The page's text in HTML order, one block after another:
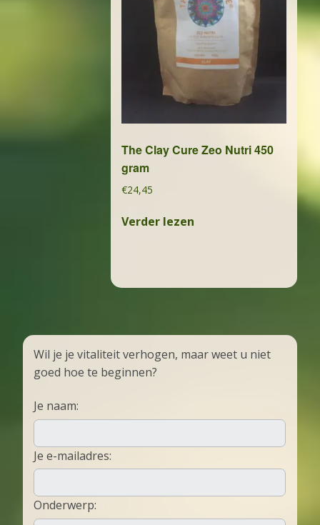
The Clay Cure Zeo Nutri 450
gram
€24,45
Verder lezen
Wil je je vitaliteit verhogen, maar weet u niet
goed hoe te beginnen?
Je naam:
Je e-mailadres:
Onderwerp: